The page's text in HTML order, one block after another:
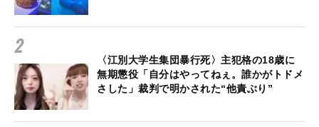
〈江別大学生集団暴行死〉主犯格の18歳に
無期懲役「自分はやってねぇ。誰かがトドメ
さした」裁判で明かされた“他責ぶり”